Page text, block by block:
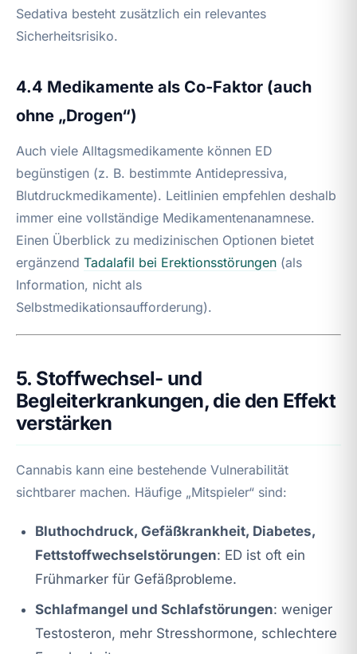
Sedativa besteht zusätzlich ein relevantes
Sicherheitsrisiko.
4.4 Medikamente als Co-Faktor (auch
ohne „Drogen“)
Auch viele Alltagsmedikamente können ED
begünstigen (z. B. bestimmte Antidepressiva,
Blutdruckmedikamente). Leitlinien empfehlen deshalb
immer eine vollständige Medikamentenanamnese.
Einen Überblick zu medizinischen Optionen bietet
ergänzend Tadalafil bei Erektionsstörungen (als
Information, nicht als
Selbstmedikationsaufforderung).
5. Stoffwechsel- und
Begleiterkrankungen, die den Effekt
verstärken
Cannabis kann eine bestehende Vulnerabilität
sichtbarer machen. Häufige „Mitspieler“ sind:
Bluthochdruck, Gefäßkrankheit, Diabetes,
Fettstoffwechselstörungen: ED ist oft ein
Frühmarker für Gefäßprobleme.
Schlafmangel und Schlafstörungen: weniger
Testosteron, mehr Stresshormone, schlechtere